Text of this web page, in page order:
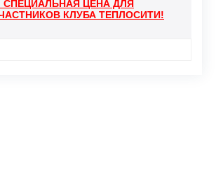
СПЕЦИАЛЬНАЯ ЦЕНА ДЛЯ
КЛУБА ТЕПЛОСИТИ!